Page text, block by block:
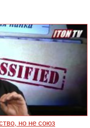
но не союз